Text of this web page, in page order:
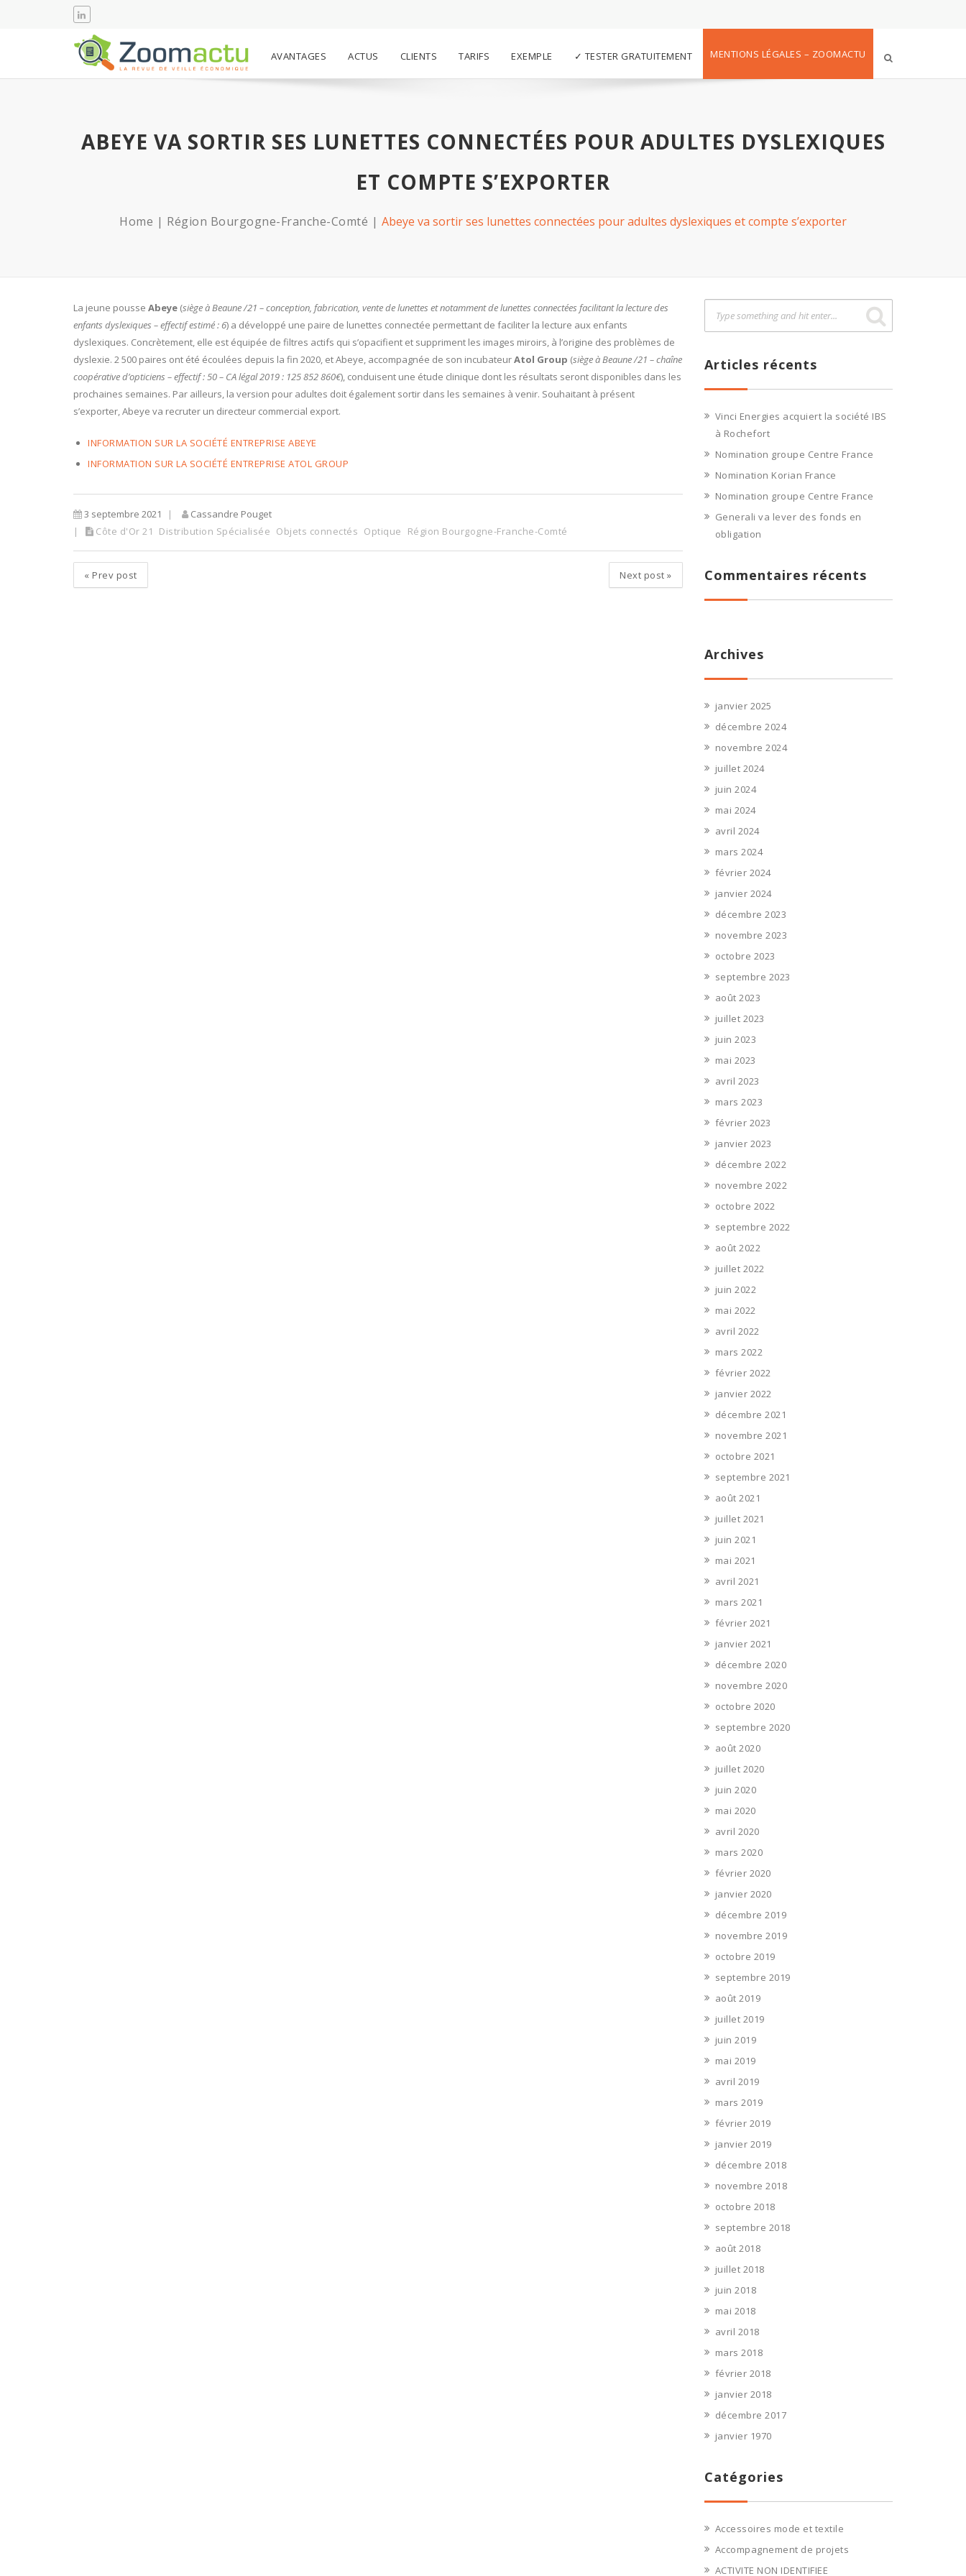
AVANTAGES ACTUS CLIENTS TARIFS EXEMPLE ✓ TESTER GRATUITEMENT MENTIONS LÉGALES – ZOOMACTU
ABEYE VA SORTIR SES LUNETTES CONNECTÉES POUR ADULTES DYSLEXIQUES
ET COMPTE S’EXPORTER
Home Région Bourgogne-Franche-Comté Abeye va sortir ses lunettes connectées pour adultes dyslexiques et compte s’exporter
La jeune pousse Abeye (siège à Beaune /21 – conception, fabrication, vente de lunettes et notamment de lunettes connectées facilitant la lecture des
enfants dyslexiques – effectif estimé : 6) a développé une paire de lunettes connectée permettant de faciliter la lecture aux enfants
dyslexiques. Concrètement, elle est équipée de filtres actifs qui s’opacifient et suppriment les images miroirs, à l’origine des problèmes de
dyslexie. 2 500 paires ont été écoulées depuis la fin 2020, et Abeye, accompagnée de son incubateurAtol Group (siège à Beaune /21 – chaîne
coopérative d’opticiens – effectif : 50 – CA légal 2019 : 125 852 860€), conduisent une étude clinique dont les résultats seront disponibles dans les
prochaines semaines. Par ailleurs, la version pour adultes doit également sortir dans les semaines à venir. Souhaitant à présent
s’exporter, Abeye va recruter un directeur commercial export.
INFORMATION SUR LA SOCIÉTÉ ENTREPRISE ABEYE
INFORMATION SUR LA SOCIÉTÉ ENTREPRISE ATOL GROUP
3 septembre 2021
Cassandre Pouget
Côte d'Or 21
Distribution Spécialisée Objets connectés Optique Région Bourgogne-Franche-Comté
« Prev post Next post »
Articles récents
Vinci Energies acquiert la société IBS
à Rochefort
Nomination groupe Centre France
Nomination Korian France
Nomination groupe Centre France
Generali va lever des fonds en
obligation
Commentaires récents
Archives
janvier 2025
décembre 2024
novembre 2024
juillet 2024
juin 2024
mai 2024
avril 2024
mars 2024
février 2024
janvier 2024
décembre 2023
novembre 2023
octobre 2023
septembre 2023
août 2023
juillet 2023
juin 2023
mai 2023
avril 2023
mars 2023
février 2023
janvier 2023
décembre 2022
novembre 2022
octobre 2022
septembre 2022
août 2022
juillet 2022
juin 2022
mai 2022
avril 2022
mars 2022
février 2022
janvier 2022
décembre 2021
novembre 2021
octobre 2021
septembre 2021
août 2021
juillet 2021
juin 2021
mai 2021
avril 2021
mars 2021
février 2021
janvier 2021
décembre 2020
novembre 2020
octobre 2020
septembre 2020
août 2020
juillet 2020
juin 2020
mai 2020
avril 2020
mars 2020
février 2020
janvier 2020
décembre 2019
novembre 2019
octobre 2019
septembre 2019
août 2019
juillet 2019
juin 2019
mai 2019
avril 2019
mars 2019
février 2019
janvier 2019
décembre 2018
novembre 2018
octobre 2018
septembre 2018
août 2018
juillet 2018
juin 2018
mai 2018
avril 2018
mars 2018
février 2018
janvier 2018
décembre 2017
janvier 1970
Catégories
Accessoires mode et textile
Accompagnement de projets
ACTIVITE NON IDENTIFIEE